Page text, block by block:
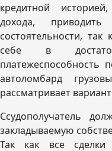
кредитной
дохода, приводить
состоятельности,
себе в
платежеспособность
автоломбард
рассматривает
Ссудополучатель
закладываемую
Так как все сделки